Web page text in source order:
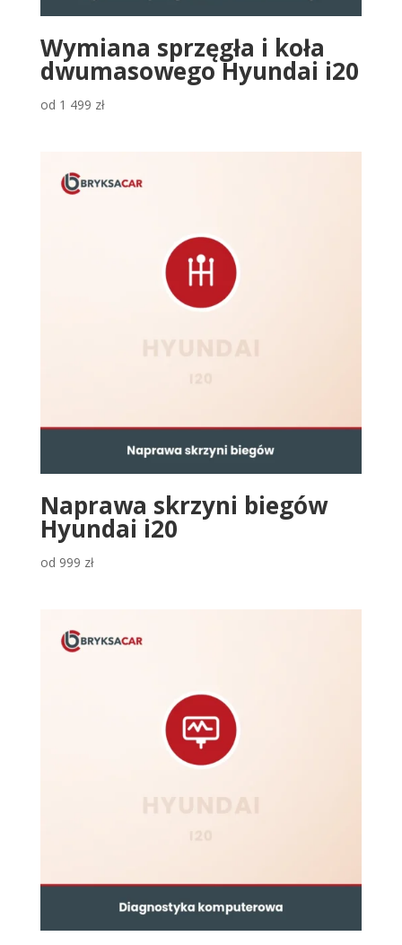
Wymiana sprzęgła i koła
dwumasowego Hyundai i20
od 1 499 zł
Naprawa skrzyni biegów
Hyundai i20
od 999 zł